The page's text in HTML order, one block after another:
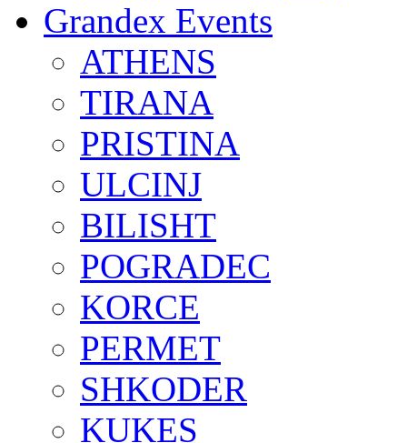
Grandex Events
ATHENS
TIRANA
PRISTINA
ULCINJ
BILISHT
POGRADEC
KORCE
PERMET
SHKODER
KUKES